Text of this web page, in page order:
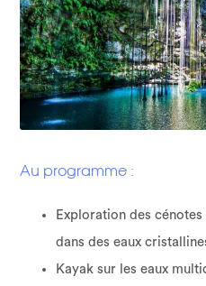
Au programme :
Exploration des
dans des eaux
Kayak sur les eaux